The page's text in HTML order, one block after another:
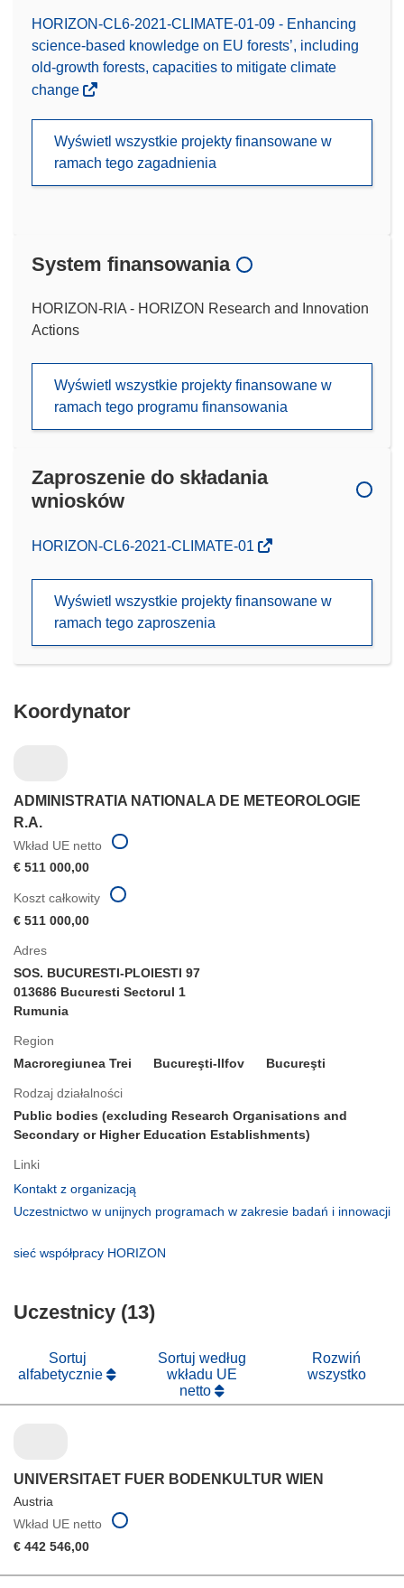
HORIZON-CL6-2021-CLIMATE-01-09 - Enhancing
science-based knowledge on EU forests’, including
old-growth forests, capacities to mitigate climate
change
Wyświetl wszystkie projekty finansowane w
ramach tego zagadnienia
System finansowania
HORIZON-RIA - HORIZON Research and Innovation
Actions
Wyświetl wszystkie projekty finansowane w
ramach tego programu finansowania
Zaproszenie do składania
wniosków
(odnośnik
nowym
HORIZON-CL6-2021-CLIMATE-01
Wyświetl wszystkie projekty finansowane w
ramach tego zaproszenia
Koordynator
ADMINISTRATIA NATIONALA DE METEOROLOGIE
R.A.
Wkład UE netto
€ 511 000,00
Adres
SOS. BUCURESTI-PLOIESTI 97
013686 Bucuresti Sectorul 1
Rumunia
Region
Macroregiunea Trei
Bucureşti-Ilfov Bucureşti
Rodzaj działalności
Public bodies (excluding Research Organisations and
Secondary or Higher Education Establishments)
Linki
Kontakt z organizacją
otworzy
Uczestnictwo w unijnych programach w zakresie badań i innowacji
otworzy
nowym
sieć współpracy HORIZON
Koszt całkowity
€ 511 000,00
Uczestnicy (13)
Sortuj
alfabetycznie
Sortuj według
wkładu UE
netto
Rozwiń
wszystko
UNIVERSITAET FUER BODENKULTUR WIEN
Austria
Wkład UE netto
€ 442 546,00